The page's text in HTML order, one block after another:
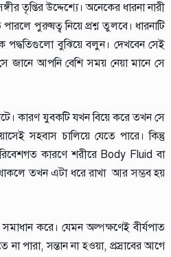
তৃপ্তির উদ্দেশ্যে। অনেকের ধারনা নারী
পুরুষত্ব নিয়ে প্রশ্ন তুলবে। ধারনাটি
পদ্ধতিগুলো বুঝিয়ে বলুন। দেখবেন সেই
জানে আপনি বেশি সময় নেয়া মানে সে
কারণ ‍যুবকটি যখন বিয়ে করে তখন সে
সহবাস চালিয়ে যেতে পারে। কিন্তু
কারণে শরীরে Body Fluid বা
থাকলে তখন এটা ধরে রাখা আর সম্ভব হয়
করে। যেমন অল্পক্ষণেই বীর্যপাত
পারা, সন্তান না হওয়া, প্রস্রাবের আগে